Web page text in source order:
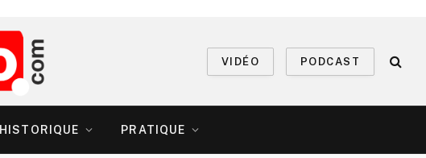
VIDÉO PODCAST
HISTORIQUE PRATIQUE